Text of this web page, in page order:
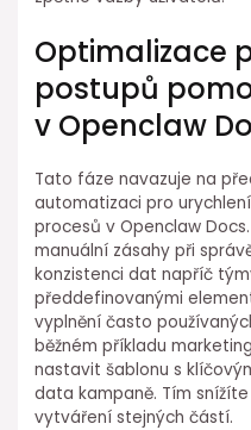
Optimalizace
postupů
v Openclaw
Tato fáze navazuje na
automatizaci pro
procesů v Openclaw
manuální zásahy při
konzistenci dat napříč
předdefinovanými
vyplnění často
běžném příkladu
nastavit šablonu s
data kampaně. Tím
vytváření stejných částí.